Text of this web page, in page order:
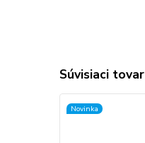
Súvisiaci tovar
Novinka